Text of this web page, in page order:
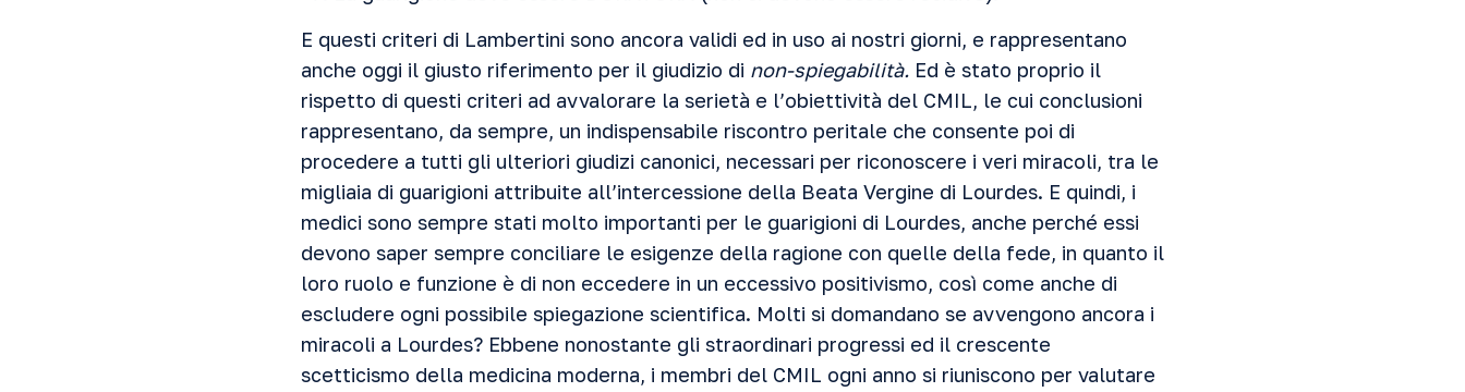
E questi criteri di Lambertini sono ancora validi ed in uso ai nostri giorni, e rappresentano
anche oggi il giusto riferimento per il giudizio di non-spiegabilità. Ed è stato proprio il
rispetto di questi criteri ad avvalorare la serietà e l’obiettività del CMIL, le cui conclusioni
rappresentano, da sempre, un indispensabile riscontro peritale che consente poi di
procedere a tutti gli ulteriori giudizi canonici, necessari per riconoscere i veri miracoli, tra le
migliaia di guarigioni attribuite all’intercessione della Beata Vergine di Lourdes. E quindi, i
medici sono sempre stati molto importanti per le guarigioni di Lourdes, anche perché essi
devono saper sempre conciliare le esigenze della ragione con quelle della fede, in quanto il
loro ruolo e funzione è di non eccedere in un eccessivo positivismo, così come anche di
escludere ogni possibile spiegazione scientifica. Molti si domandano se avvengono ancora i
miracoli a Lourdes? Ebbene nonostante gli straordinari progressi ed il crescente
scetticismo della medicina moderna, i membri del CMIL ogni anno si riuniscono per valutare